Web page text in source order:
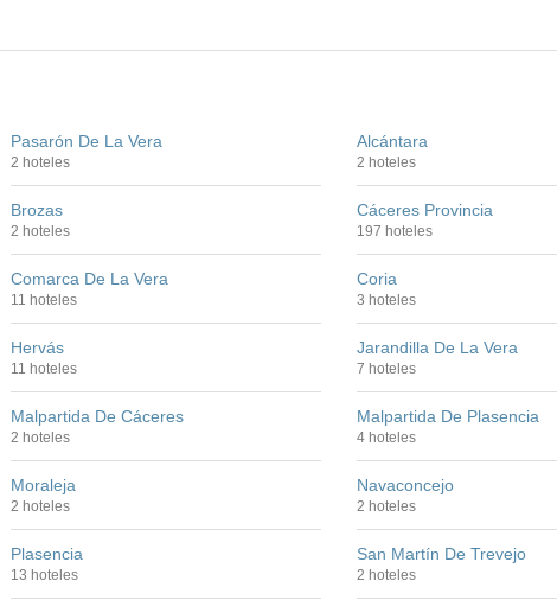
Pasarón De La Vera
2 hoteles
Alcántara
2 hoteles
Brozas
2 hoteles
Cáceres Provincia
197 hoteles
Comarca De La Vera
11 hoteles
Coria
3 hoteles
Hervás
11 hoteles
Jarandilla De La Vera
7 hoteles
Malpartida De Cáceres
2 hoteles
Malpartida De Plasencia
4 hoteles
Moraleja
2 hoteles
Navaconcejo
2 hoteles
Plasencia
13 hoteles
San Martín De Trevejo
2 hoteles